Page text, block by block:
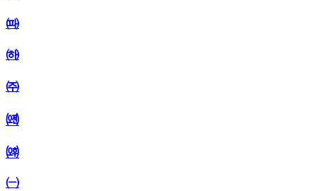
㈚
㈛
㈜
㈝
㈞
㈠